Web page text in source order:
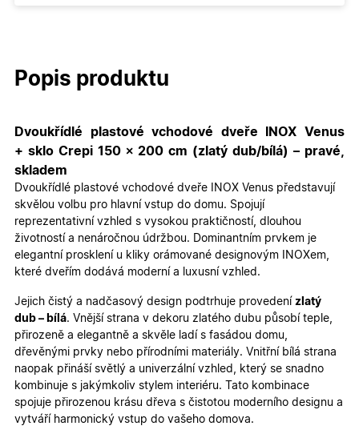
Popis produktu
Dvoukřídlé plastové vchodové dveře INOX Venus
+ sklo Crepi 150 × 200 cm (zlatý dub/bílá) – pravé,
skladem
Dvoukřídlé plastové vchodové dveře INOX Venus představují
skvělou volbu pro hlavní vstup do domu. Spojují
reprezentativní vzhled s vysokou praktičností, dlouhou
životností a nenáročnou údržbou. Dominantním prvkem je
elegantní prosklení u kliky orámované designovým INOXem,
které dveřím dodává moderní a luxusní vzhled.
Jejich čistý a nadčasový design podtrhuje provedení zlatý
dub – bílá. Vnější strana v dekoru zlatého dubu působí teple,
přirozeně a elegantně a skvěle ladí s fasádou domu,
dřevěnými prvky nebo přírodními materiály. Vnitřní bílá strana
naopak přináší světlý a univerzální vzhled, který se snadno
kombinuje s jakýmkoliv stylem interiéru. Tato kombinace
spojuje přirozenou krásu dřeva s čistotou moderního designu a
vytváří harmonický vstup do vašeho domova.